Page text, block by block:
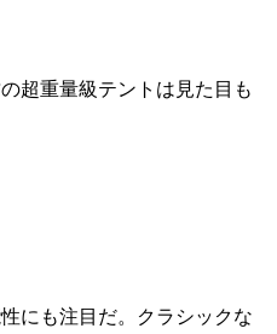
超重量級テントは見た目も
にも注目だ。クラシックな